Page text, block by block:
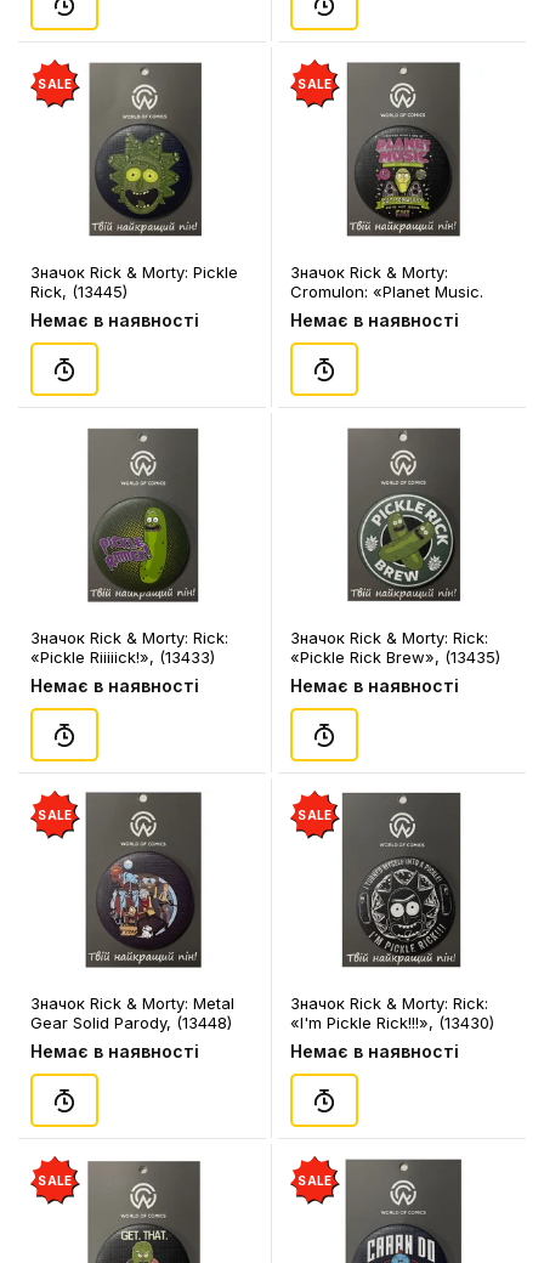
SALE
Значок Rick & Morty: Pickle
Rick, (13445)
Немає в наявності
SALE
Значок Rick & Morty:
Cromulon: «Planet Music.
Get Schwifty», (13442)
Немає в наявності
Значок Rick & Morty: Rick:
«Pickle Riiiiick!», (13433)
Немає в наявності
Значок Rick & Morty: Rick:
«Pickle Rick Brew», (13435)
Немає в наявності
SALE
Значок Rick & Morty: Metal
Gear Solid Parody, (13448)
Немає в наявності
SALE
Значок Rick & Morty: Rick:
«I'm Pickle Rick!!!», (13430)
Немає в наявності
SALE SALE